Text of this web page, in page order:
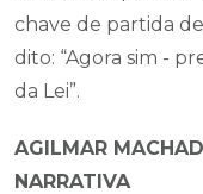
chave de partida
dito: “Agora sim -
da Lei”.
AGILMAR
NARRATIVA